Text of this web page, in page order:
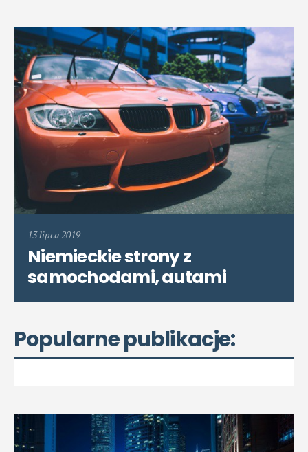
13 lipca 2019
Niemieckie strony z
samochodami, autami
Popularne publikacje: